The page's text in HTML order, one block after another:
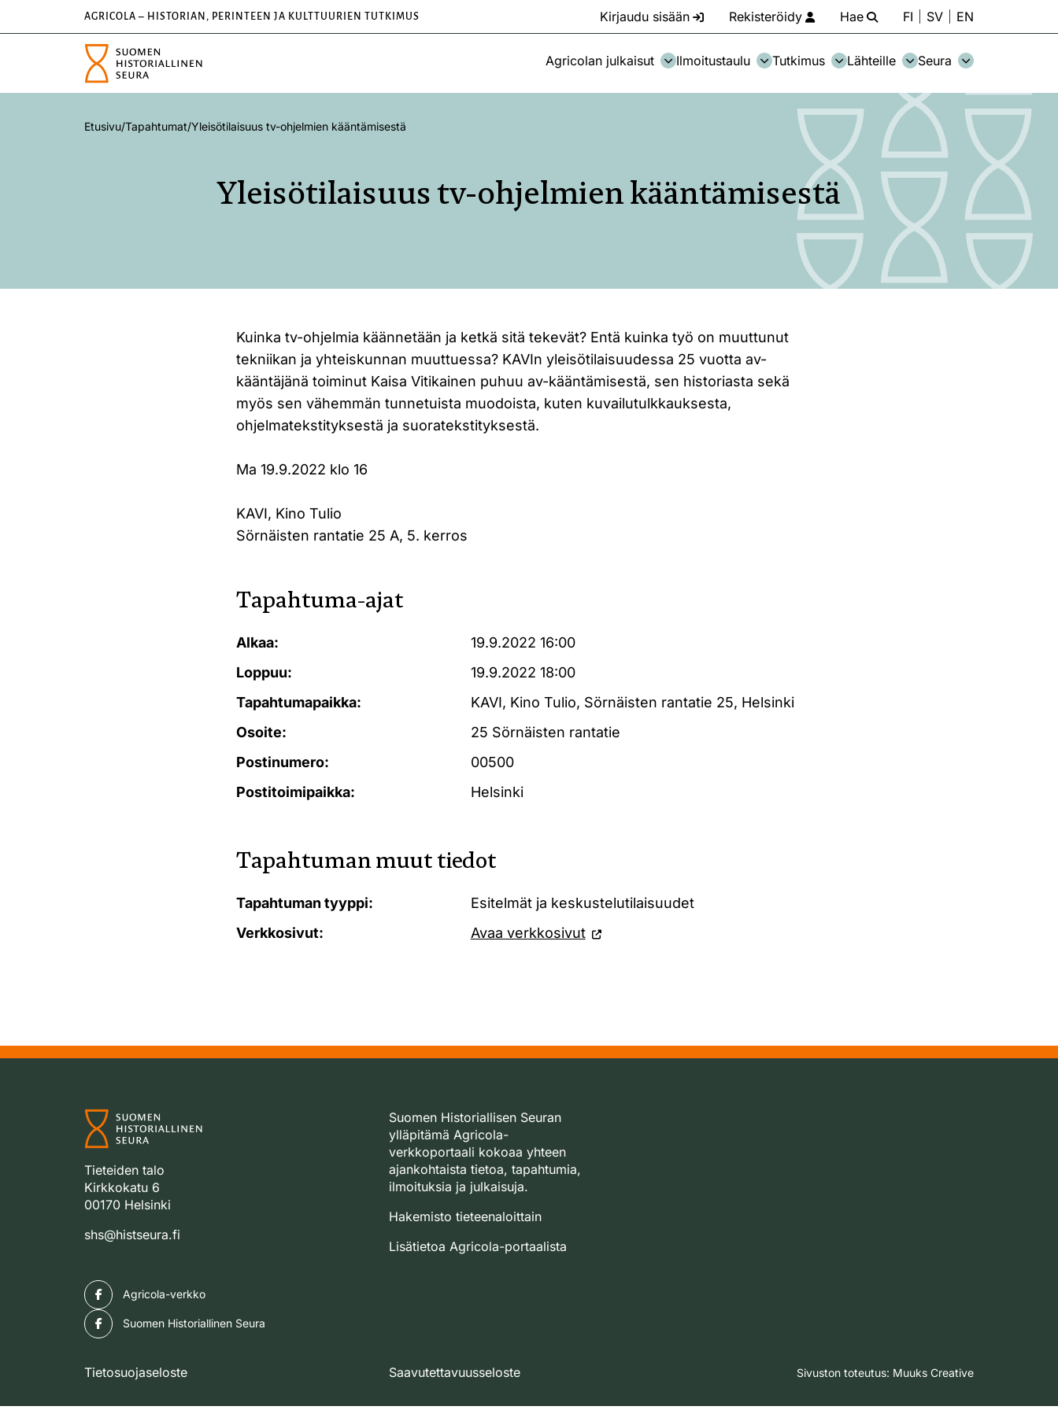
AGRICOLA – HISTORIAN, PERINTEEN JA KULTTUURIEN TUTKIMUS Kirjaudu sisään Rekisteröidy Hae FI SV EN
Agricolan julkaisut Ilmoitustaulu Tutkimus Lähteille Seura
Etusivu/Tapahtumat/Yleisötilaisuus tv-ohjelmien kääntämisestä
Yleisötilaisuus tv-ohjelmien kääntämisestä
Kuinka tv-ohjelmia käännetään ja ketkä sitä tekevät? Entä kuinka työ on muuttunut
tekniikan ja yhteiskunnan muuttuessa? KAVIn yleisötilaisuudessa 25 vuotta av-
kääntäjänä toiminut Kaisa Vitikainen puhuu av-kääntämisestä, sen historiasta sekä
myös sen vähemmän tunnetuista muodoista, kuten kuvailutulkkauksesta,
ohjelmatekstityksestä ja suoratekstityksestä.
Ma 19.9.2022 klo 16
KAVI, Kino Tulio
Sörnäisten rantatie 25 A, 5. kerros
Tapahtuma-ajat
Alkaa:
19.9.2022 16:00
Loppuu:
19.9.2022 18:00
Tapahtumapaikka:
KAVI, Kino Tulio, Sörnäisten rantatie 25, Helsinki
Osoite:
25 Sörnäisten rantatie
Postinumero:
00500
Postitoimipaikka:
Helsinki
Tapahtuman muut tiedot
Tapahtuman tyyppi:
Esitelmät ja keskustelutilaisuudet
Verkkosivut:
Avaa verkkosivut
Tieteiden talo
Kirkkokatu 6
00170 Helsinki
shs@histseura.fi
Suomen Historiallisen Seuran
ylläpitämä Agricola-
verkkoportaali kokoaa yhteen
ajankohtaista tietoa, tapahtumia,
ilmoituksia ja julkaisuja.
Hakemisto tieteenaloittain
Lisätietoa Agricola-portaalista
Agricola-verkko
Suomen Historiallinen Seura
Tietosuojaseloste Saavutettavuusseloste Sivuston toteutus: Muuks Creative